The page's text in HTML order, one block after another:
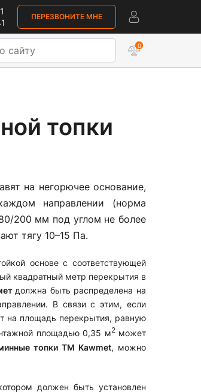
ПЕРЕЗВОНИТЕ МНЕ
0
топки
на негорючее основание,
направлении (норма
200 мм под углом не более
тягу 10–15 Па.
основе с соответствующей
квадратный метр перекрытия в
должна быть распределена на
В связи с этим, если
на площадь перекрытия, равную
площадью 0,35 м2может
топки ТМ Kawmet, можно
должен быть установлен